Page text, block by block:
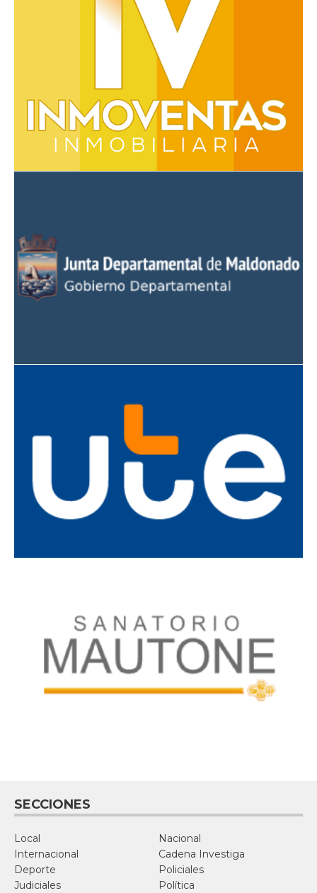
SECCIONES
Local
Nacional
Internacional
Cadena Investiga
Deporte
Policiales
Judiciales
Política